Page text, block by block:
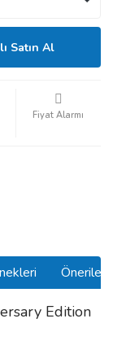
Satın Al
Fiyat Alarmı
Edition